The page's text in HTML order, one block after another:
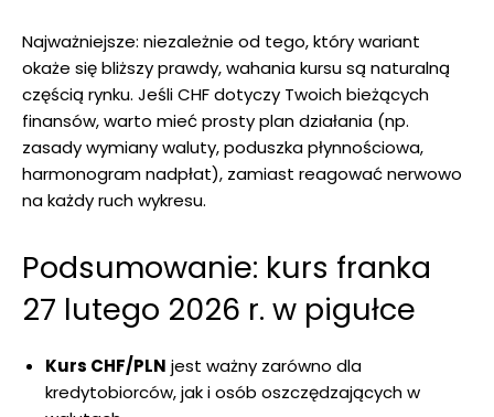
Najważniejsze: niezależnie od tego, który wariant
okaże się bliższy prawdy, wahania kursu są naturalną
częścią rynku. Jeśli CHF dotyczy Twoich bieżących
finansów, warto mieć prosty plan działania (np.
zasady wymiany waluty, poduszka płynnościowa,
harmonogram nadpłat), zamiast reagować nerwowo
na każdy ruch wykresu.
Podsumowanie: kurs franka
27 lutego 2026 r. w pigułce
Kurs CHF/PLN jest ważny zarówno dla
kredytobiorców, jak i osób oszczędzających w